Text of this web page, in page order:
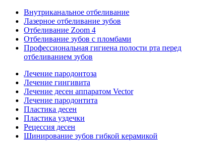
Внутриканальное отбеливание
Лазерное отбеливание зубов
Отбеливание Zoom 4
Отбеливание зубов с пломбами
Профессиональная гигиена полости рта перед
отбеливанием зубов
Лечение пародонтоза
Лечение гингивита
Лечение десен аппаратом Vector
Лечение пародонтита
Пластика десен
Пластика уздечки
Рецессия десен
Шинирование зубов гибкой керамикой